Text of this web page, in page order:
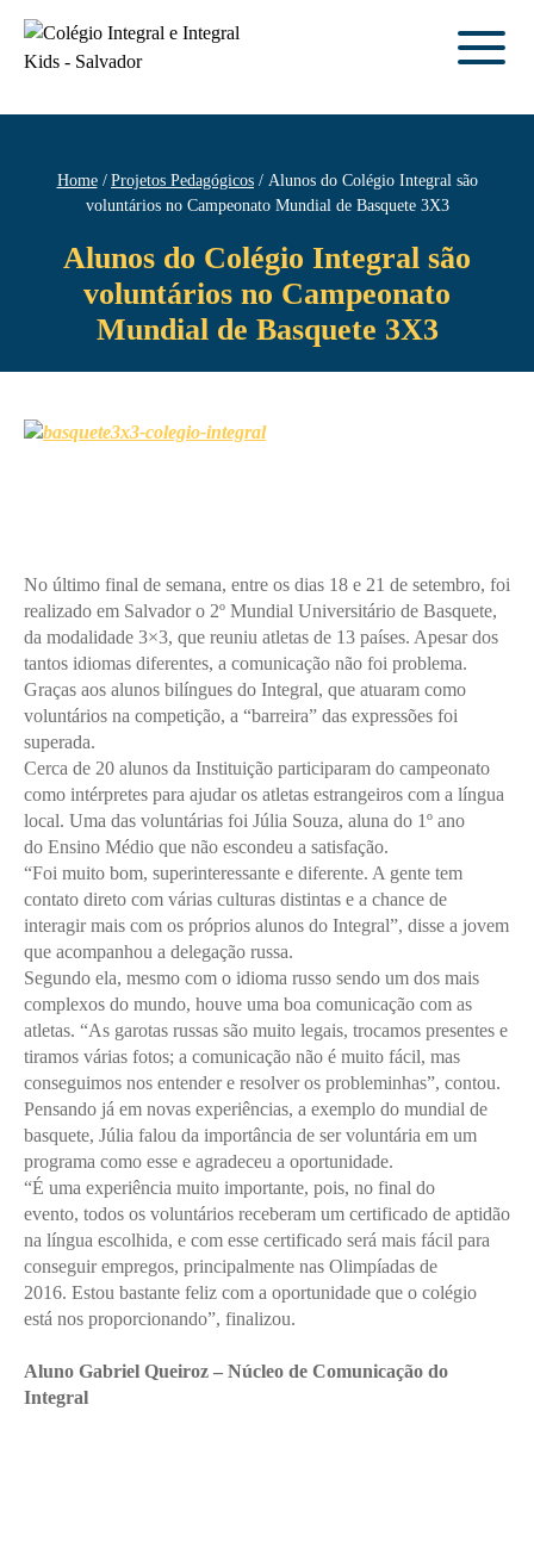
Home Projetos Pedagógicos
Alunos do Colégio Integral são
voluntários no Campeonato Mundial de Basquete 3X3
Alunos do Colégio Integral são
voluntários no Campeonato
Mundial de Basquete 3X3
No último final de semana, entre os dias 18 e 21 de setembro, foi
realizado em Salvador o 2º Mundial Universitário de Basquete,
da modalidade 3×3, que reuniu atletas de 13 países. Apesar dos
tantos idiomas diferentes, a comunicação não foi problema.
Graças aos alunos bilíngues do Integral, que atuaram como
voluntários na competição, a “barreira” das expressões foi
superada.
Cerca de 20 alunos da Instituição participaram do campeonato
como intérpretes para ajudar os atletas estrangeiros com a língua
local. Uma das voluntárias foi Júlia Souza, aluna do 1º ano
do Ensino Médio que não escondeu a satisfação.
“Foi muito bom, superinteressante e diferente. A gente tem
contato direto com várias culturas distintas e a chance de
interagir mais com os próprios alunos do Integral”, disse a jovem
que acompanhou a delegação russa.
Segundo ela, mesmo com o idioma russo sendo um dos mais
complexos do mundo, houve uma boa comunicação com as
atletas. “As garotas russas são muito legais, trocamos presentes e
tiramos várias fotos; a comunicação não é muito fácil, mas
conseguimos nos entender e resolver os probleminhas”, contou.
Pensando já em novas experiências, a exemplo do mundial de
basquete, Júlia falou da importância de ser voluntária em um
programa como esse e agradeceu a oportunidade.
“É uma experiência muito importante, pois, no final do
evento, todos os voluntários receberam um certificado de aptidão
na língua escolhida, e com esse certificado será mais fácil para
conseguir empregos, principalmente nas Olimpíadas de
2016. Estou bastante feliz com a oportunidade que o colégio
está nos proporcionando”, finalizou.
Aluno Gabriel Queiroz – Núcleo de Comunicação do
Integral